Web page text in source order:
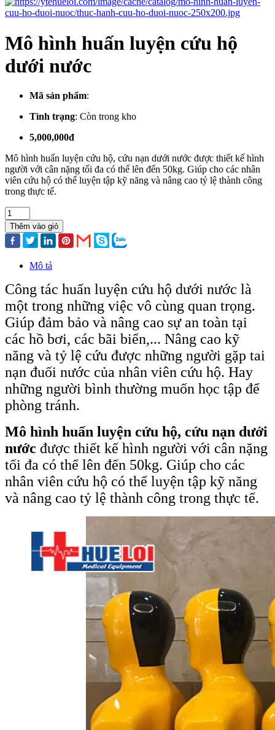
Mô hình huấn luyện cứu hộ
dưới nước
Mã sản phẩm:
Tình trạng: Còn trong kho
5,000,000đ
Mô hình huấn luyện cứu hộ, cứu nạn dưới nước được thiết kế hình
người với cân nặng tối đa có thể lên đến 50kg. Giúp cho các nhân
viên cứu hộ có thể luyện tập kỹ năng và nâng cao tỷ lệ thành công
trong thực tế.
Thêm vào giỏ
Mô tả
Công tác huấn luyện cứu hộ dưới nước là
một trong những việc vô cùng quan trọng.
Giúp đảm bảo và nâng cao sự an toàn tại
các hồ bơi, các bãi biển,... Nâng cao kỹ
năng và tỷ lệ cứu được những người gặp tai
nạn đuối nước của nhân viên cứu hộ. Hay
những người bình thường muốn học tập để
phòng tránh.
Mô hình huấn luyện cứu hộ, cứu nạn dưới
nước được thiết kế hình người với cân nặng
tối đa có thể lên đến 50kg. Giúp cho các
nhân viên cứu hộ có thể luyện tập kỹ năng
và nâng cao tỷ lệ thành công trong thực tế.